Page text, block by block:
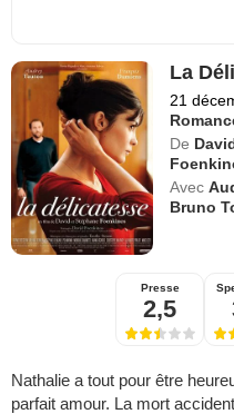
La
21
De
Avec
Bruno
Presse
2,5
Nathalie a tout pour être
parfait amour. La mort